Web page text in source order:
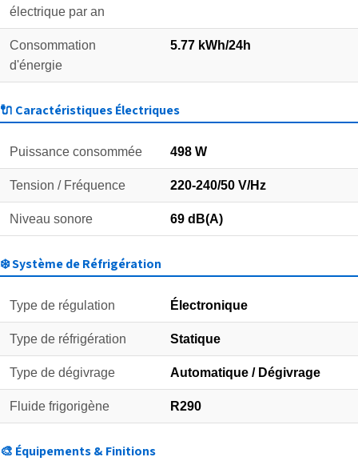
électrique par an
Consommation
d'énergie
5.77 kWh/24h
🔌 Caractéristiques Électriques
Puissance consommée 498 W
Tension / Fréquence 220-240/50 V/Hz
Niveau sonore 69 dB(A)
❄️ Système de Réfrigération
Type de régulation Électronique
Type de réfrigération Statique
Type de dégivrage Automatique / Dégivrage
Fluide frigorigène R290
🎨 Équipements & Finitions